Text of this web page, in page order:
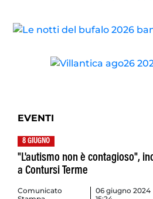
EVENTI
8 GIUGNO
"L'autismo non è contagioso",
a Contursi Terme
Comunicato
06 giugno 2024